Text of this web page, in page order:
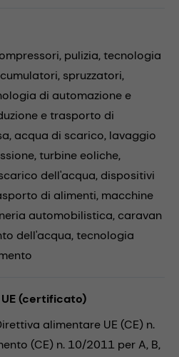
pulizia,tecnologia
spruzzatori,
di automazione e
e trasporto di
acqua di scarico, lavaggio
turbine eoliche,
dell'acqua, dispositivi
di alimenti, macchine
automobilistica, caravan
dell'acqua,tecnologia
(certificato)
alimentare UE (CE) n.
(CE) n. 10/2011 per A, B,